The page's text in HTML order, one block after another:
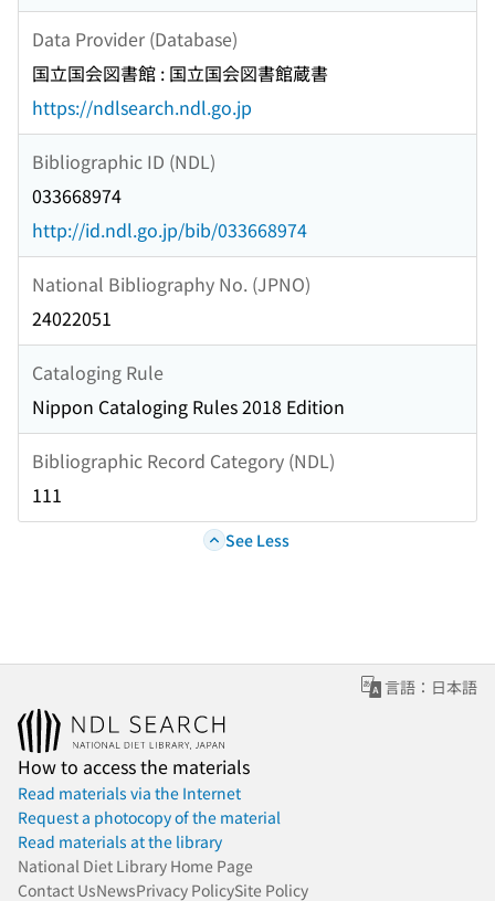
Data Provider (Database)
国立国会図書館 : 国立国会図書館蔵書
https://ndlsearch.ndl.go.jp
Bibliographic ID (NDL)
033668974
http://id.ndl.go.jp/bib/033668974
National Bibliography No. (JPNO)
24022051
Cataloging Rule
Nippon Cataloging Rules 2018 Edition
Bibliographic Record Category (NDL)
111
See Less
言語：日本語
How to access the materials
Read materials via the Internet
Request a photocopy of the material
Read materials at the library
National Diet Library Home Page
Contact UsNewsPrivacy PolicySite Policy